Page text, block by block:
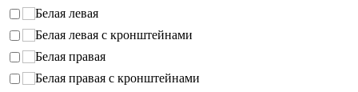
Белая левая
Белая левая с кронштейнами
Белая правая
Белая правая с кронштейнами